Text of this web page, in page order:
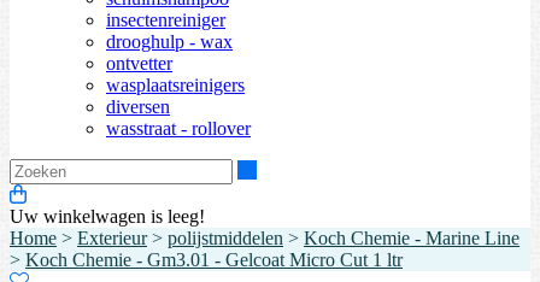
insectenreiniger
drooghulp - wax
ontvetter
wasplaatsreinigers
diversen
wasstraat - rollover
Uw winkelwagen is leeg!
Home > Exterieur> polijstmiddelen > Koch Chemie - Marine Line
> Koch Chemie - Gm3.01 - Gelcoat Micro Cut 1 ltr